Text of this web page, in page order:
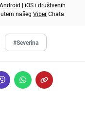
Android | iOS i društvenih
našeg ViberChata.
#Severina